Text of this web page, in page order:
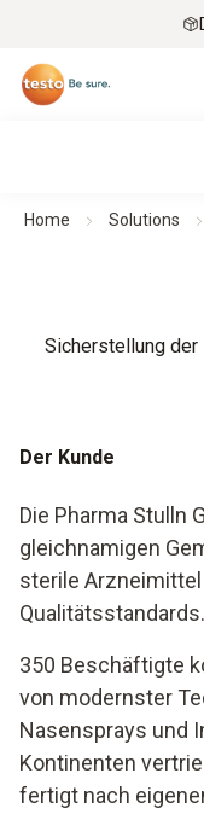
Home Solutions
Sicherstellung
Der Kunde
Die Pharma Stulln
gleichnamigen
sterile
Qualitätsstandards.
350 Beschäftigte
von modernster
Nasensprays und
Kontinenten
fertigt nach